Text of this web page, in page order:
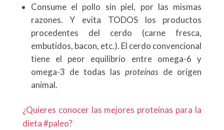
Consume el pollo sin piel, por las mismas
razones. Y evita TODOS los productos
procedentes del cerdo (carne fresca,
embutidos, bacon, etc.). El cerdo convencional
tiene el peor equilibrio entre omega-6 y
omega-3 de todas lasproteínas de origen
animal.
¿Quieres conocer las mejores proteínas para la
dieta #paleo?